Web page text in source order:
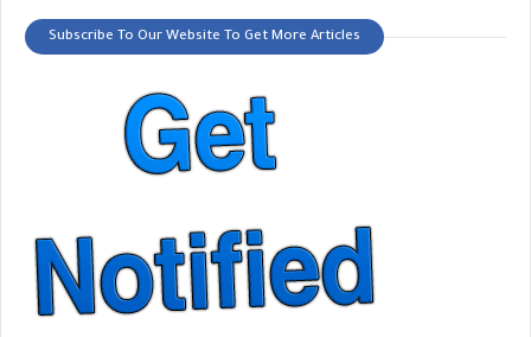
Subscribe To Our Website To Get More Articles